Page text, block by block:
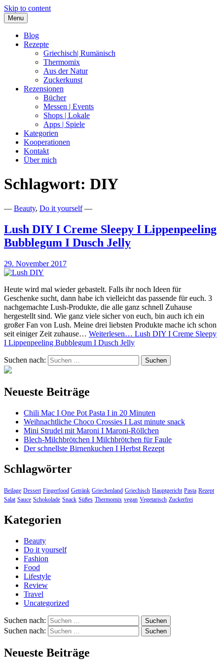
Skip to content
Menu
Blog
Rezepte
Griechisch| Rumänisch
Thermomix
Aus der Natur
Zuckerkunst
Rezensionen
Bücher
Messen | Events
Shops | Lokale
Apps | Spiele
Kategorien
Kooperationen
Kontakt
Über mich
Nia Latea
Schlagwort: DIY
— Beauty, Do it yourself—
Lush DIY I Creme Sleepy I Lippenpeeling
Bubblegum I Dusch Jelly
29. November 2017
Heute wird mal wieder gebastelt. Falls ihr noch Ideen für
Geschenke sucht, dann habe ich vielleicht das passende für euch. 3
nachgemachte Lush-Produkte, die alle ganz schnell Zuhause
hergestellt sind. Wie ganz viele sicher von euch, bin auch ich ein
großer Fan von Lush. Meine drei liebsten Produkte mache ich schon
seit einiger Zeit zuhause… Weiterlesen… Lush DIY I Creme Sleepy
I Lippenpeeling Bubblegum I Dusch Jelly
Suchen nach:
Neueste Beiträge
Chili Mac I One Pot Pasta I in 20 Minuten
Weihnachtliche Choco Crossies I Last minute snack
Mini Strudel mit Maroni I Maroni-Röllchen
Blech-Milchbrötchen I Milchbrötchen für Faule
Der schnellste Birnenkuchen I Herbst Rezept
Schlagwörter
Beilage Dessert Fingerfood Getränk Griechenland Griechisch Hauptgericht Pasta Rezept
Salat Sauce Schokolade Snack Süßes Thermomix vegan Vegetarisch Zuckerfrei
Kategorien
Beauty
Do it yourself
Fashion
Food
Lifestyle
Review
Travel
Uncategorized
Suchen nach:
Suchen nach:
Neueste Beiträge